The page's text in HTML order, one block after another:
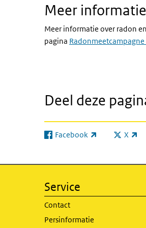
Meer informatie
Meer informatie over radon
pagina
Deel deze
Facebook
(externe link) X
(externe
Service
Contact
Persinformatie